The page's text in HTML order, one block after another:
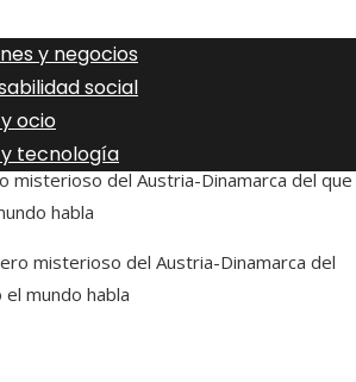
y negocios
social
ocio
tecnología
misterioso del Austria-Dinamarca del que
habla